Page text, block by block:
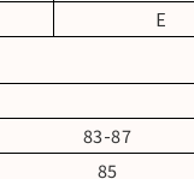
E
83-87
85